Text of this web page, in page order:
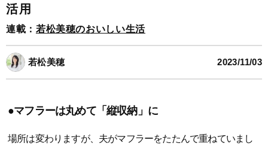
活用
連載： 若松美穂のおいしい生活
若松美穂 2023/11/03
●マフラーは丸めて「縦収納」に
場所は変わりますが、夫がマフラーをたたんで重ねていまし